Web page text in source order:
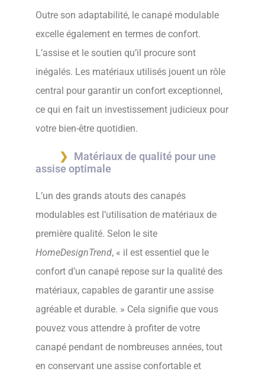
Outre son adaptabilité, le canapé modulable
excelle également en termes de confort.
L’assise et le soutien qu’il procure sont
inégalés. Les matériaux utilisés jouent un rôle
central pour garantir un confort exceptionnel,
ce qui en fait un investissement judicieux pour
votre bien-être quotidien.
Matériaux de qualité pour une
assise optimale
L’un des grands atouts des canapés
modulables est l’utilisation de matériaux de
première qualité. Selon le site
HomeDesignTrend, « il est essentiel que le
confort d’un canapé repose sur la qualité des
matériaux, capables de garantir une assise
agréable et durable. » Cela signifie que vous
pouvez vous attendre à profiter de votre
canapé pendant de nombreuses années, tout
en conservant une assise confortable et